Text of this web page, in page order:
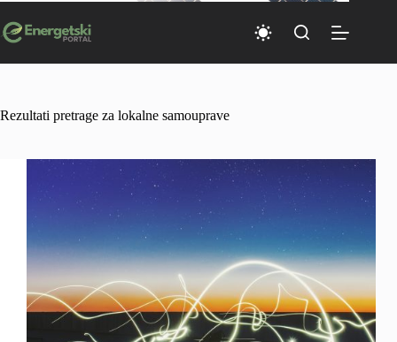
Rezultati pretrage za lokalne samouprave